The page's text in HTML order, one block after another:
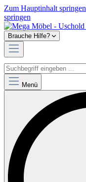
Zum Hauptinhalt springen
springen
Brauche Hilfe?
Menü